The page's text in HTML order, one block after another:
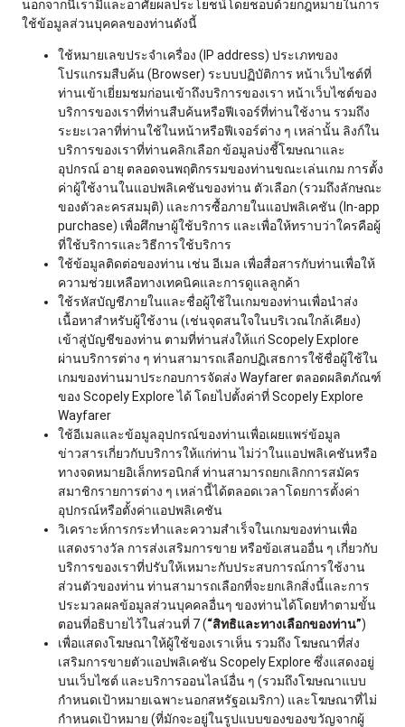
นอกจากนี้เรามีและอาศัยผลประโยชน์โดยชอบด้วยกฎหมายในการ
ใช้ข้อมูลส่วนบุคคลของท่านดังนี้
ใช้หมายเลขประจำเครื่อง (IP address) ประเภทของ
โปรแกรมสืบค้น (Browser) ระบบปฏิบัติการ หน้าเว็บไซต์ที่
ท่านเข้าเยี่ยมชมก่อนเข้าถึงบริการของเรา หน้าเว็บไซต์ของ
บริการของเราที่ท่านสืบค้นหรือฟีเจอร์ที่ท่านใช้งาน รวมถึง
ระยะเวลาที่ท่านใช้ในหน้าหรือฟีเจอร์ต่าง ๆ เหล่านั้น ลิงก์ใน
บริการของเราที่ท่านคลิกเลือก ข้อมูลบ่งชี้โฆษณาและ
อุปกรณ์ อายุ ตลอดจนพฤติกรรมของท่านขณะเล่นเกม การตั้ง
ค่าผู้ใช้งานในแอปพลิเคชันของท่าน ตัวเลือก (รวมถึงลักษณะ
ของตัวละครสมมุติ) และการซื้อภายในแอปพลิเคชัน (In-app
purchase) เพื่อศึกษาผู้ใช้บริการ และเพื่อให้ทราบว่าใครคือผู้
ที่ใช้บริการและวิธีการใช้บริการ
ใช้ข้อมูลติดต่อของท่าน เช่น อีเมล เพื่อสื่อสารกับท่านเพื่อให้
ความช่วยเหลือทางเทคนิคและการดูแลลูกค้า
ใช้รหัสบัญชีภายในและชื่อผู้ใช้ในเกมของท่านเพื่อนำส่ง
เนื้อหาสำหรับผู้ใช้งาน (เช่นจุดสนใจในบริเวณใกล้เคียง)
เข้าสู่บัญชีของท่าน ตามที่ท่านส่งให้แก่ Scopely Explore
ผ่านบริการต่าง ๆ ท่านสามารถเลือกปฏิเสธการใช้ชื่อผู้ใช้ใน
เกมของท่านมาประกอบการจัดส่ง Wayfarer ตลอดผลิตภัณฑ์
ของ Scopely Explore ได้ โดยไปตั้งค่าที่ Scopely Explore
Wayfarer
ใช้อีเมลและข้อมูลอุปกรณ์ของท่านเพื่อเผยแพร่ข้อมูล
ข่าวสารเกี่ยวกับบริการให้แก่ท่าน ไม่ว่าในแอปพลิเคชันหรือ
ทางจดหมายอิเล็กทรอนิกส์ ท่านสามารถยกเลิกการสมัคร
สมาชิกรายการต่าง ๆ เหล่านี้ได้ตลอดเวลาโดยการตั้งค่า
อุปกรณ์หรือตั้งค่าแอปพลิเคชัน
วิเคราะห์การกระทำและความสำเร็จในเกมของท่านเพื่อ
แสดงรางวัล การส่งเสริมการขาย หรือข้อเสนออื่น ๆ เกี่ยวกับ
บริการของเราที่ปรับให้เหมาะกับประสบการณ์การใช้งาน
ส่วนตัวของท่าน ท่านสามารถเลือกที่จะยกเลิกสิ่งนี้และการ
ประมวลผลข้อมูลส่วนบุคคลอื่นๆ ของท่านได้โดยทำตามขั้น
ตอนที่อธิบายไว้ในส่วนที่ 7 (“สิทธิและทางเลือกของท่าน”)
เพื่อแสดงโฆษณาให้ผู้ใช้ของเราเห็น รวมถึง โฆษณาที่ส่ง
เสริมการขายตัวแอปพลิเคชัน Scopely Explore ซึ่งแสดงอยู่
บนเว็บไซต์ และบริการออนไลน์อื่น ๆ (รวมถึงโฆษณาแบบ
กำหนดเป้าหมายเฉพาะนอกสหรัฐอเมริกา) และโฆษณาที่ไม่
กำหนดเป้าหมาย (ที่มักจะอยู่ในรูปแบบของของขวัญจากผู้